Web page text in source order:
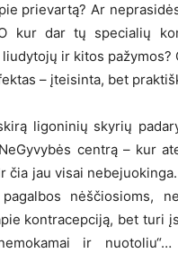
prievartą? Ar
kur dar tų specialių
ir kitos pažymos?
– įteisinta, bet
ligoninių skyrių
centrą – kur
čia jau visai
nėščiosioms,
kontracepciją, bet turi
ir